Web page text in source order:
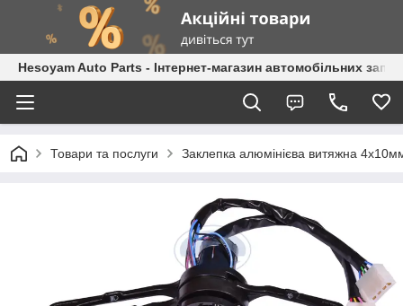
Hesoyam Auto Parts - Інтернет-магазин автомобільних
Товари та послуги Заклепка алюмінієва витяжна